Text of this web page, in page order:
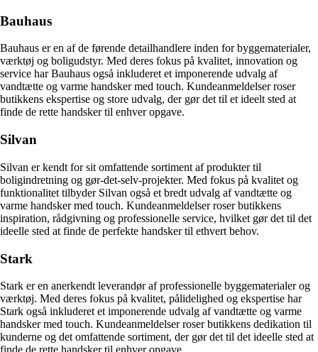
Bauhaus
Bauhaus er en af de førende detailhandlere inden for byggematerialer,
værktøj og boligudstyr. Med deres fokus på kvalitet, innovation og
service har Bauhaus også inkluderet et imponerende udvalg af
vandtætte og varme handsker med touch. Kundeanmeldelser roser
butikkens ekspertise og store udvalg, der gør det til et ideelt sted at
finde de rette handsker til enhver opgave.
Silvan
Silvan er kendt for sit omfattende sortiment af produkter til
boligindretning og gør-det-selv-projekter. Med fokus på kvalitet og
funktionalitet tilbyder Silvan også et bredt udvalg af vandtætte og
varme handsker med touch. Kundeanmeldelser roser butikkens
inspiration, rådgivning og professionelle service, hvilket gør det til det
ideelle sted at finde de perfekte handsker til ethvert behov.
Stark
Stark er en anerkendt leverandør af professionelle byggematerialer og
værktøj. Med deres fokus på kvalitet, pålidelighed og ekspertise har
Stark også inkluderet et imponerende udvalg af vandtætte og varme
handsker med touch. Kundeanmeldelser roser butikkens dedikation til
kunderne og det omfattende sortiment, der gør det til det ideelle sted at